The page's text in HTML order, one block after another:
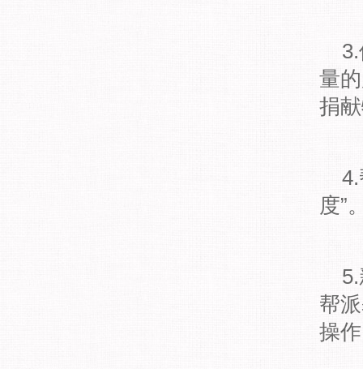
量
捐
度”
帮
操